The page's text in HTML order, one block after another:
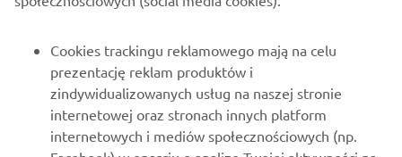
WIĘCEJ YAMAHA
WSPARCIE
prezentację reklam produktów i
zindywidualizowanych usług na naszej stronie
internetowej oraz stronach innych platform
internetowych i mediów społecznościowych (np.
Facebook) w oparciu o analizę Twojej aktywności na